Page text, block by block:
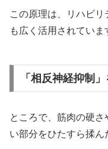
この原理は、リハビ
も広く活用されていま
「相反神経抑制
ところで、筋肉の硬
い部分をひたすら揉ん